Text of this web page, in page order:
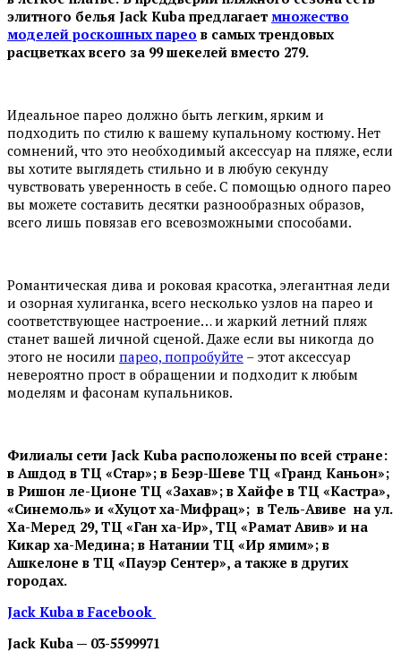
элитного белья Jack Kuba предлагает множество
моделей роскошных парео в самых трендовых
расцветках всего за 99 шекелей вместо 279.
Идеальное парео должно быть легким, ярким и
подходить по стилю к вашему купальному костюму. Нет
сомнений, что это необходимый аксессуар на пляже, если
вы хотите выглядеть стильно и в любую секунду
чувствовать уверенность в себе. С помощью одного парео
вы можете составить десятки разнообразных образов,
всего лишь повязав его всевозможными способами.
Романтическая дива и роковая красотка, элегантная леди
и озорная хулиганка, всего несколько узлов на парео и
соответствующее настроение… и жаркий летний пляж
станет вашей личной сценой. Даже если вы никогда до
этого не носили парео, попробуйте – этот аксессуар
невероятно прост в обращении и подходит к любым
моделям и фасонам купальников.
Филиалы сети Jack Kuba расположены по всей стране:
в Ашдод в ТЦ «Стар»; в Беэр-Шеве ТЦ «Гранд Каньон»;
в Ришон ле-Ционе ТЦ «Захав»; в Хайфе в ТЦ «Кастра»,
«Синемоль» и «Хуцот ха-Мифрац»; в Тель-Авиве на ул.
Ха-Меред 29, ТЦ «Ган ха-Ир», ТЦ «Рамат Авив» и на
Кикар ха-Медина; в Натании ТЦ «Ир ямим»; в
Ашкелоне в ТЦ «Пауэр Сентер», а также в других
городах.
Jack Kubа в Facebook
Jack Kuba — 03-5599971